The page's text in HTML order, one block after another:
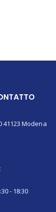
41123 Modena
- 18:30